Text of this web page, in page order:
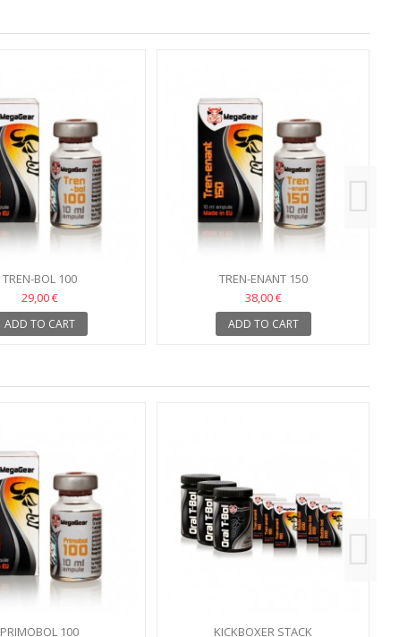
TREN-BOL 100
29,00 €
ADD TO CART
TREN-ENANT 150
38,00 €
ADD TO CART
PRIMOBOL 100 KICKBOXER STACK